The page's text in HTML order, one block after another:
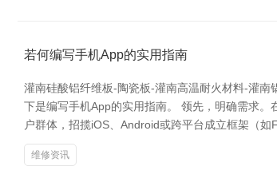
若何编写手机App的实用指南
灌南硅酸铝纤维板-陶瓷板-灌南高温耐火材料-灌
下是编写手机App的实用指南。 领先，明确需求
户群体，招揽iOS、Android或跨平台成立框架（
维修资讯